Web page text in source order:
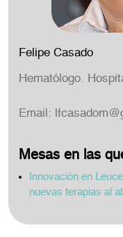
Felipe Casado
Hematólogo.
Email:
Mesas en las
Innovación en
nuevas terapias al